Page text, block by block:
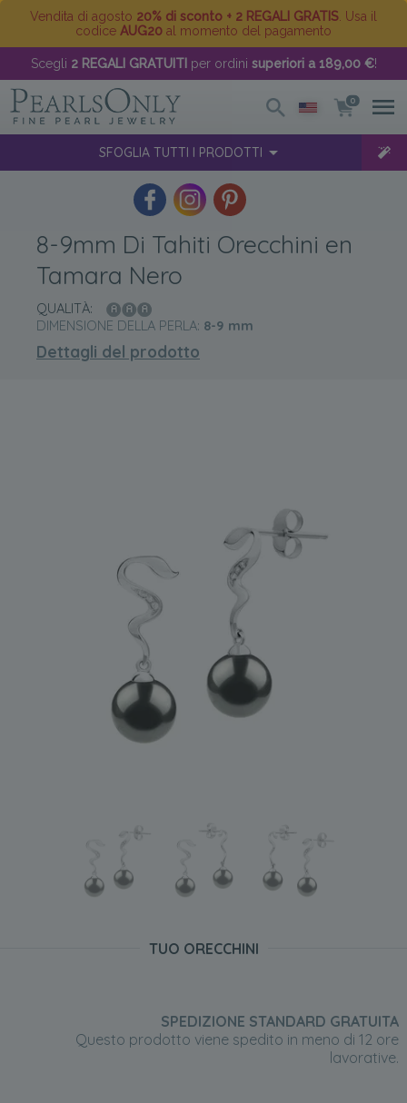
Vendita di agosto 20% di sconto + 2 REGALI GRATIS . Usa il
codice AUG20 al momento del pagamento
Scegli 2 REGALI GRATUITI per ordini superiori a 189,00 €!
0
SFOGLIA TUTTI I PRODOTTI
8-9mm Di Tahiti Orecchini en
Tamara Nero
QUALITÀ:
DIMENSIONE DELLA PERLA: 8-9 mm
Dettagli del prodotto
TUO ORECCHINI
SPEDIZIONE STANDARD GRATUITA
Questo prodotto viene spedito in meno di 12 ore
lavorative.